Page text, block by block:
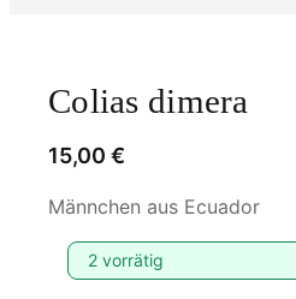
Colias dimera
15,00 €
Männchen aus Ecuador
2 vorrätig